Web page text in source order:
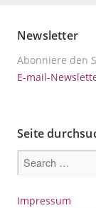
Newsletter
Abonniere den
E-mail-
Seite
Impressum